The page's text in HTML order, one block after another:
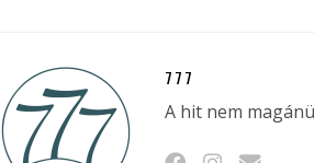
777
A hit nem